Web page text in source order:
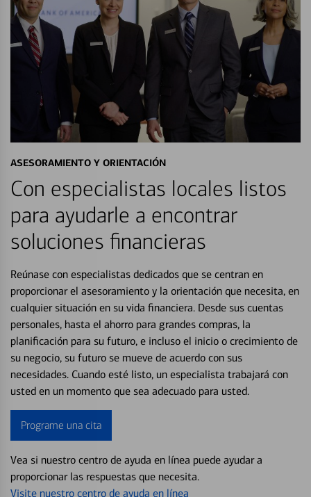
ASESORAMIENTO Y ORIENTACIÓN
Con especialistas locales listos
para ayudarle a encontrar
soluciones financieras
Reúnase con especialistas dedicados que se centran en
proporcionar el asesoramiento y la orientación que necesita, en
cualquier situación en su vida financiera. Desde sus cuentas
personales, hasta el ahorro para grandes compras, la
planificación para su futuro, e incluso el inicio o crecimiento de
su negocio, su futuro se mueve de acuerdo con sus
necesidades. Cuando esté listo, un especialista trabajará con
usted en un momento que sea adecuado para usted.
Programe una cita
Vea si nuestro centro de ayuda en línea puede ayudar a
proporcionar las respuestas que necesita.
Visite nuestro centro de ayuda en línea